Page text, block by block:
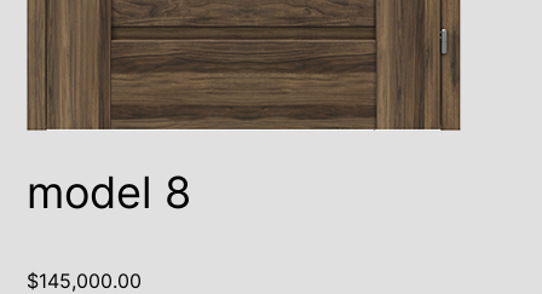
model 8
$145,000.00